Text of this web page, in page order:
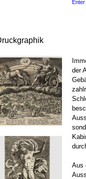
Enter
der
Aus